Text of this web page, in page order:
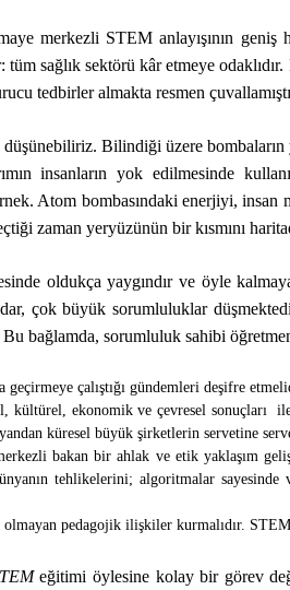
merkezli STEM anlayışının geniş
tüm sağlık sektörü kâr etmeye
tedbirler almakta resmen
Bilindiği üzere
insanların yok edilmesinde
Atom bombasındaki enerjiyi,
zaman yeryüzünün bir kısmını
oldukça yaygındır ve öyle
çok büyük sorumluluklar
Bu bağlamda, sorumluluk sahibi
çalıştığı gündemleri deşifre
kültürel, ekonomik ve çevresel
küresel büyük şirketlerin servetine
bakan bir ahlak ve etik yaklaşım
tehlikelerini; algoritmalar sayesinde
pedagojik ilişkiler kurmalıdır.
eğitimi öylesine kolay bir görev